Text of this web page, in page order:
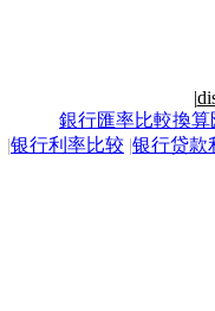
|
銀行匯率比較換算
|银行利率比较 |银行贷款